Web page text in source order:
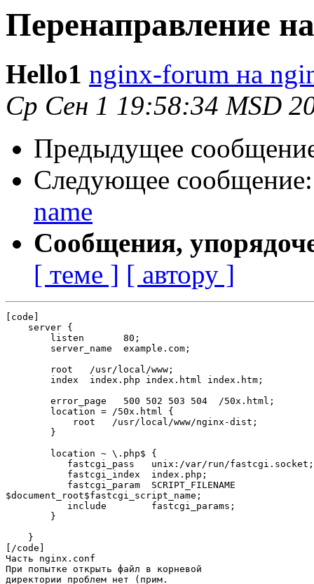
Перенаправление
Hello1 nginx-forum на
Ср Сен 1 19:58:34 MSD
Предыдущее
Следующее
name
Сообщения,
[ теме ] [ автору ]
[code]
    server {
        listen       80;
        server_name  example.com;
        root   /usr/local/www;
        index  index.php index.html index.htm;
        error_page   500 502 503 504  /50x.html;
        location = /50x.html {
            root   /usr/local/www/nginx-dist;
        }
        location ~ \.php$ {
           fastcgi_pass   unix:/var/run/fastcgi.socket;
           fastcgi_index  index.php;
           fastcgi_param  SCRIPT_FILENAME
$document_root$fastcgi_script_name;
           include        fastcgi_params;
        }
    }
[/code]
Часть nginx.conf
При попытке открыть файл в корневой